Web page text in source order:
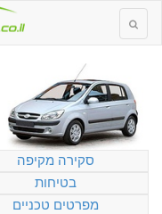
סקירה מקיפה
בטיחות
מפרטים טכניים